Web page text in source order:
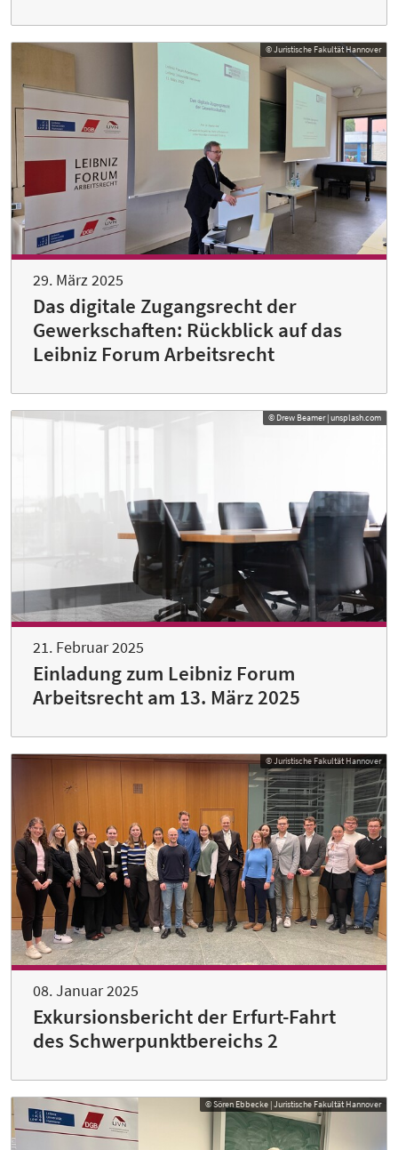
© Juristische Fakultät Hannover
29. März 2025
Das digitale Zugangsrecht der
Gewerkschaften: Rückblick auf das
Leibniz Forum Arbeitsrecht
© Drew Beamer | unsplash.com
21. Februar 2025
Einladung zum Leibniz Forum
Arbeitsrecht am 13. März 2025
© Juristische Fakultät Hannover
08. Januar 2025
Exkursionsbericht der Erfurt-Fahrt
des Schwerpunktbereichs 2
© Sören Ebbecke | Juristische Fakultät Hannover